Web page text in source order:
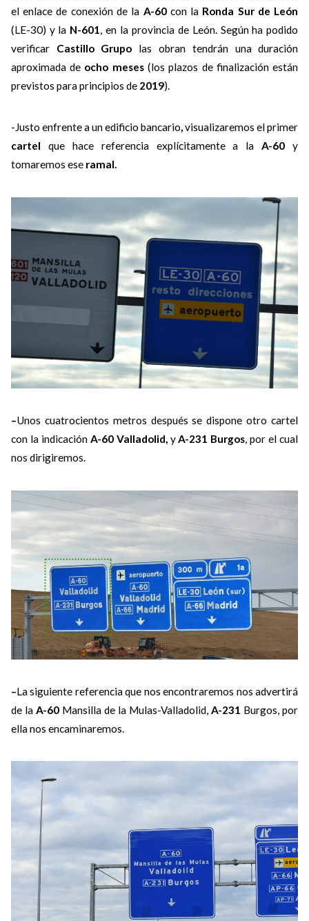
el enlace de conexión de la A-60con la Ronda Sur de León
(LE-30) y la N-601, en la provincia de León. Según ha podido
verificar Castillo Grupo las obran tendrán una duración
aproximada de ocho meses(los plazos de finalización están
previstos para principios de 2019).
-Justo enfrente a un edificio bancario,visualizaremos el primer
cartel que hace referencia explícitamente a laA-60 y
tomaremos ese ramal.
–Unos cuatrocientos metros después se dispone otro cartel
con la indicación A-60 Valladolid,yA-231 Burgos, por el cual
nos dirigiremos.
–La siguiente referencia que nos encontraremos nos advertirá
de la A-60 Mansilla de la Mulas-Valladolid,A-231 Burgos, por
ella nos encaminaremos.